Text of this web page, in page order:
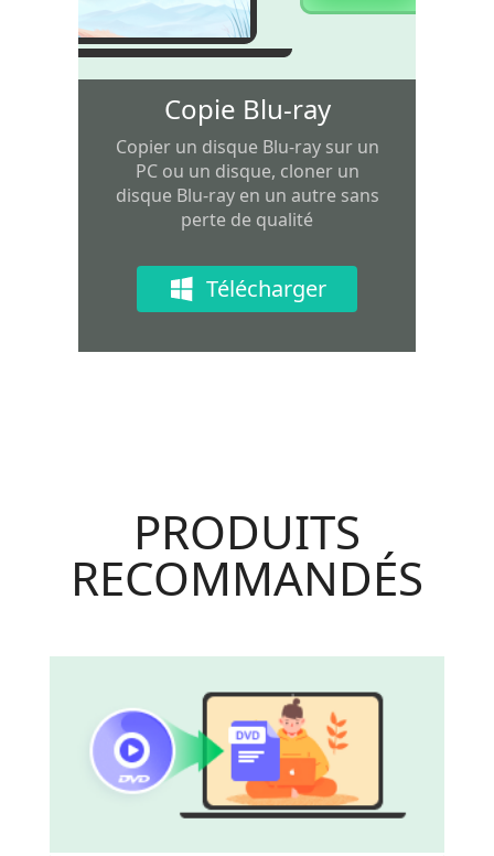
Copie Blu-ray
Copier un disque Blu-ray sur un
PC ou un disque, cloner un
disque Blu-ray en un autre sans
perte de qualité
Télécharger
PRODUITS
RECOMMANDÉS